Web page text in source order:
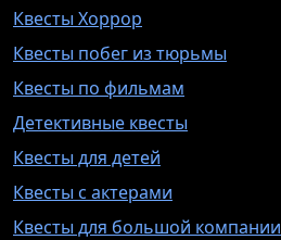
Квесты Хоррор
Квесты побег из тюрьмы
Квесты по фильмам
Детективные квесты
Квесты для детей
Квесты с актерами
Квесты для большой компании